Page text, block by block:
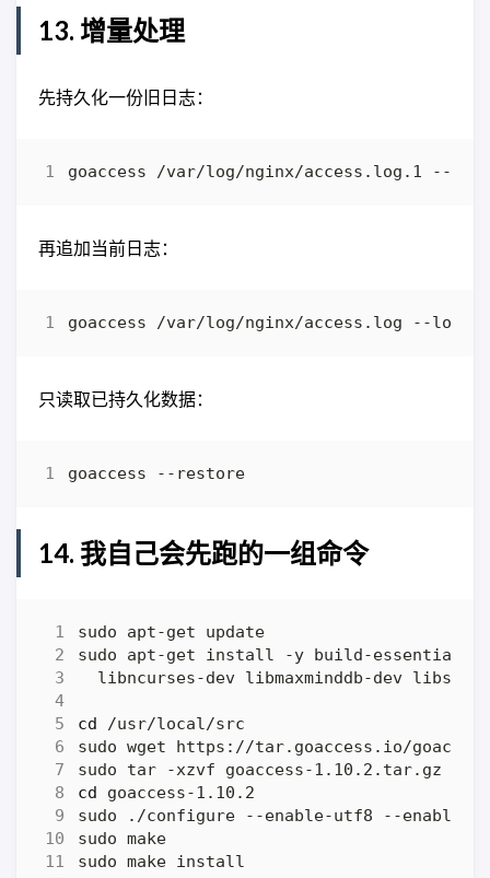
13. 增量处理
先持久化一份旧日志：
goaccess /var/log/nginx/access.log.1 --
再追加当前日志：
goaccess /var/log/nginx/access.log --log-
只读取已持久化数据：
14. 我自己会先跑的一组命令
sudo apt-get install -y build-essential
cd
cd
sudo ./configure --enable-utf8 --enable-